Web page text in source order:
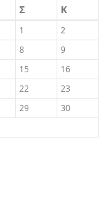
Σ Κ
1
2
8
9
15
16
22
23
29
30